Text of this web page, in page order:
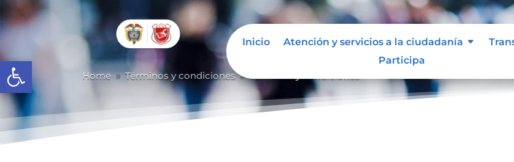
Abrir barra de herramientas
Inicio Atención y servicios a la ciudadanía
Participa
Home 9 Términos y condiciones 9